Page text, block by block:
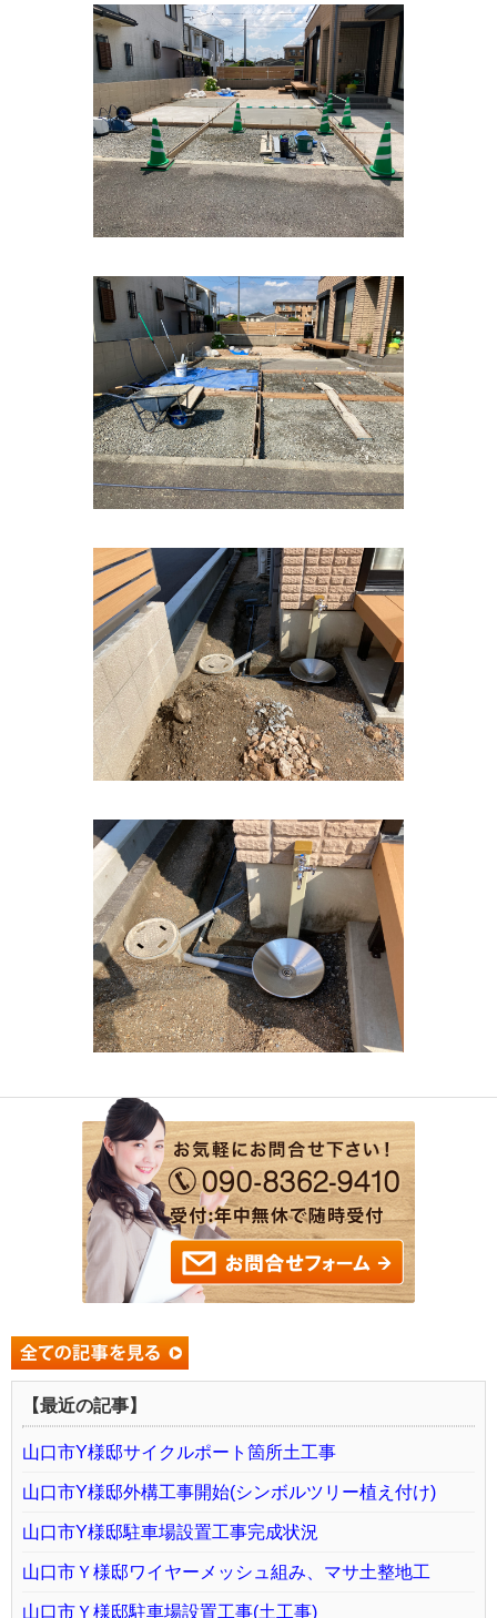
【最近の記事】
山口市Y様邸サイクルポート箇所土工事
山口市Y様邸外構工事開始(シンボルツリー植え付け)
山口市Y様邸駐車場設置工事完成状況
山口市Ｙ様邸ワイヤーメッシュ組み、マサ土整地工
山口市Ｙ様邸駐車場設置工事(土工事)